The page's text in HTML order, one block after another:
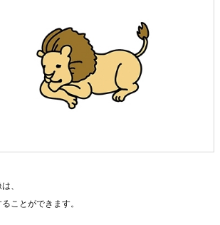
、
ことができます。